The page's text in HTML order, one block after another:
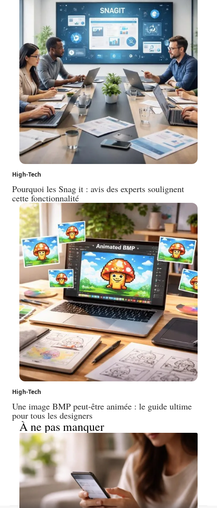
High-Tech
Pourquoi les Snag it : avis des experts soulignent
cette fonctionnalité
High-Tech
Une image BMP peut-être animée : le guide ultime
pour tous les designers
À ne pas manquer